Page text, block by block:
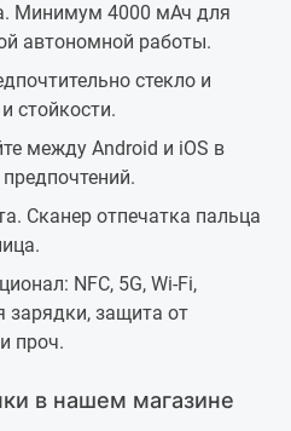
Минимум 4000 мАч для
автономной работы.
стекло и
стойкости.
между Android и iOS в
Сканер отпечатка пальца
NFC, 5G, Wi-Fi,
зарядки, защита от
проч.
в нашем магазине